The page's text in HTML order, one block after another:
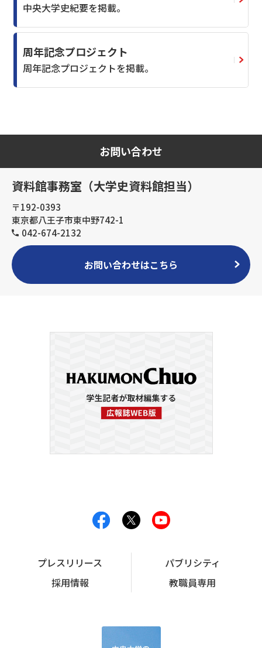
中央大学史紀要を掲載。
周年記念プロジェクト
周年記念プロジェクトを掲載。
お問い合わせ
資料館事務室（大学史資料館担当）
〒192-0393
東京都八王子市東中野742-1
042-674-2132
お問い合わせはこちら
プレスリリース
パブリシティ
採用情報
教職員専用